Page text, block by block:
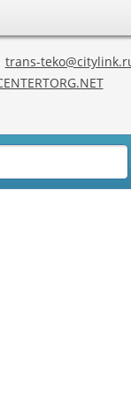
trans-